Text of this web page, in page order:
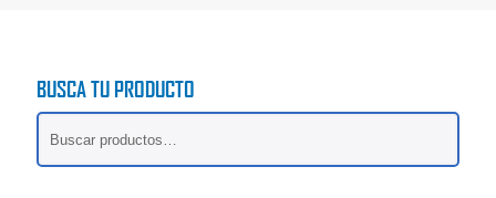
Las
opciones
BUSCA TU PRODUCTO